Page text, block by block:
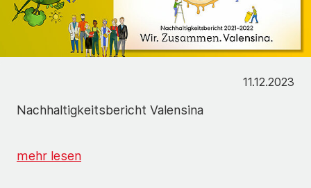
11.12.2023
Nachhaltigkeitsbericht Valensina
mehr lesen